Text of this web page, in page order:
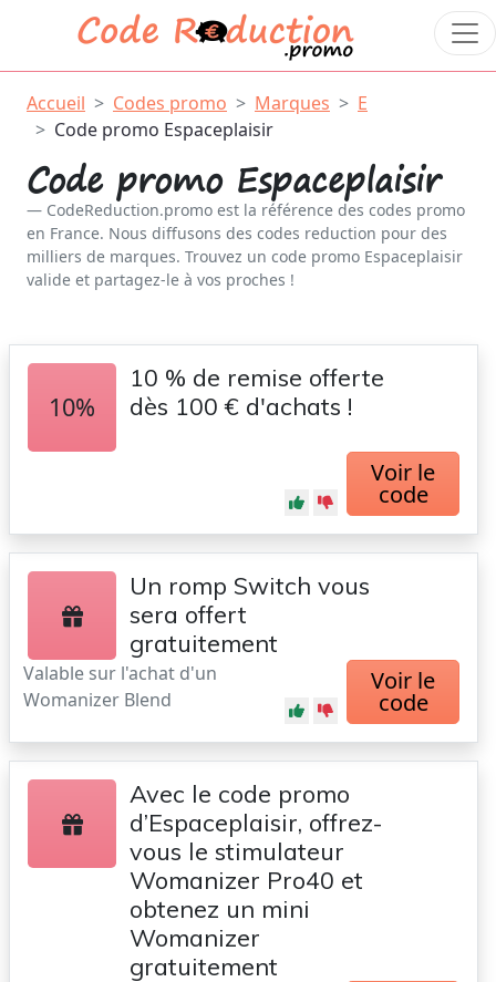
Accueil Codes promo Marques
E
Code promo Espaceplaisir
Code promo Espaceplaisir
CodeReduction.promo est la référence des codes promo
en France. Nous diffusons des codes reduction pour des
milliers de marques. Trouvez un code promo Espaceplaisir
valide et partagez-le à vos proches !
10%
10 % de remise offerte
dès 100 € d'achats !
Voir le
code
Un romp Switch vous
sera offert
gratuitement
Valable sur l'achat d'un
Womanizer Blend
Voir le
code
Avec le code promo
d’Espaceplaisir, offrez-
vous le stimulateur
Womanizer Pro40 et
obtenez un mini
Womanizer
gratuitement